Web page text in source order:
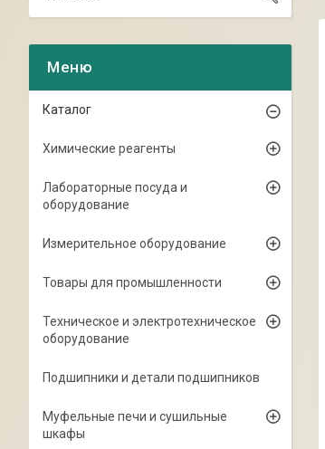
Каталог
Химические реагенты
Лабораторные посуда и
оборудование
Измерительное оборудование
Товары для промышленности
Техническое и электротехническое
оборудование
Подшипники и детали подшипников
Муфельные печи и сушильные
шкафы